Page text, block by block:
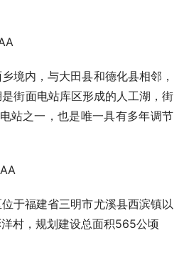
内，与大田县和德化县相邻，
街面电站库区形成的人工湖，街
站之一，也是唯一具有多年调节
福建省三明市尤溪县西滨镇以
村，规划建设总面积565公顷